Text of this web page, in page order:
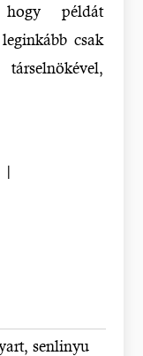
példát
csak
|
senlinyu